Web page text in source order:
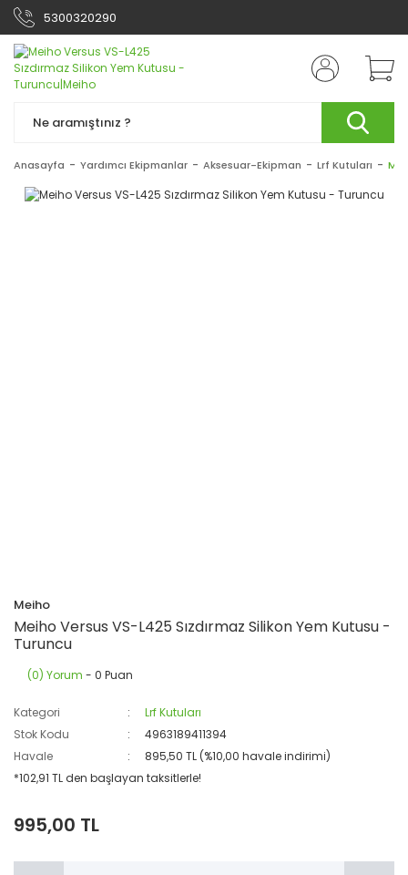
5300320290
Anasayfa Yardımcı Ekipmanlar Aksesuar-Ekipman Lrf Kutuları
Meiho
Meiho Versus VS-L425 Sızdırmaz Silikon Yem Kutusu -
Turuncu
(0) Yorum - 0 Puan
Kategori
Lrf Kutuları
Stok Kodu
4963189411394
Havale
895,50 TL (%10,00 havale indirimi)
*102,91 TL den başlayan taksitlerle!
995,00 TL